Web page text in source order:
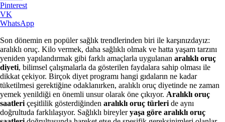
Pinterest
VK
WhatsApp
Son dönemin en popüler sağlık trendlerinden biri ile karşınızdayız:
aralıklı oruç. Kilo vermek, daha sağlıklı olmak ve hatta yaşam tarzını
yeniden yapılandırmak gibi farklı amaçlarla uygulanan aralıklı oruç
diyeti, bilimsel çalışmalarla da gösterilen faydalara sahip olması ile
dikkat çekiyor. Birçok diyet programı hangi gıdaların ne kadar
tüketilmesi gerektiğine odaklanırken, aralıklı oruç diyetinde ne zaman
yemek yenildiği en önemli unsur olarak öne çıkıyor. Aralıklı oruç
saatleriçeşitlilik gösterdiğinden aralıklı oruç türleride aynı
doğrultuda farklılaşıyor. Sağlıklı bireyleryaşa göre aralıklı oruç